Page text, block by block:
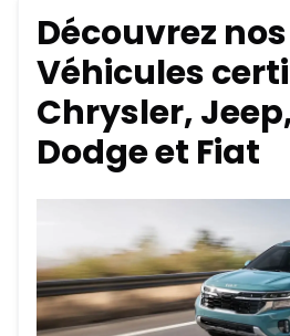
Découvrez nos
Véhicules
Chrysler,
Dodge et Fiat